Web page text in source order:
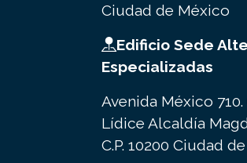
Ciudad de México
Edificio Sede
Especializadas
Avenida México
Lídice Alcaldía
C.P. 10200 Ciudad